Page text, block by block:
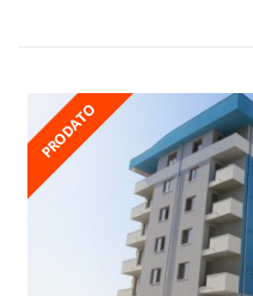
PRODATO